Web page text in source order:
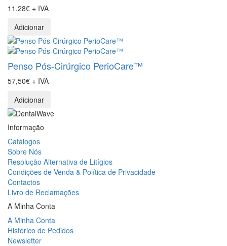
11,28€ + IVA
Adicionar
Penso Pós-Cirúrgico PerioCare™
57,50€ + IVA
Adicionar
Informação
Catálogos
Sobre Nós
Resolução Alternativa de Litígios
Condições de Venda & Política de Privacidade
Contactos
Livro de Reclamações
A Minha Conta
A Minha Conta
Histórico de Pedidos
Newsletter